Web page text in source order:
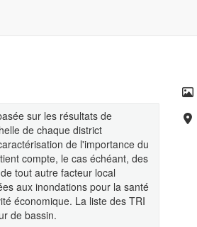
sur les résultats de
de chaque district
de l'importance du
compte, le cas échéant, des
tout autre facteur local
aux inondations pour la santé
économique. La liste des TRI
de bassin.